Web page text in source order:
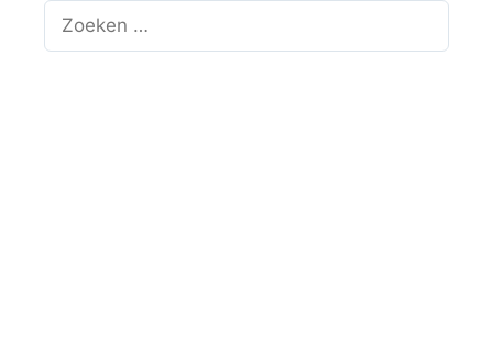
naar: